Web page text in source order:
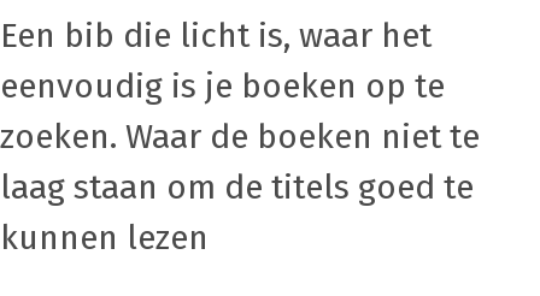
Een bib die licht is, waar het
eenvoudig is je boeken op te
zoeken. Waar de boeken niet te
laag staan om de titels goed te
kunnen lezen